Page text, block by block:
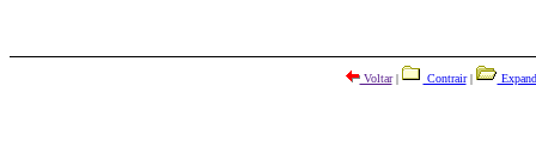
Voltar| Contrair|